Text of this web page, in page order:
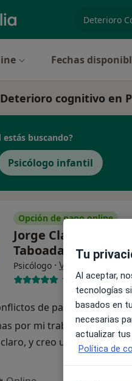
Fechas
cognitivo en
estás buscando?
Psicólogo infantil
Opción de pago online
Jorge Claudio
Taboada
Psicólogo · Ver más
13 opiniones
de pareja e
por mi trabajo en ONGS
y creo un lugar seguro
Tu
Al aceptar,
tecnologías
basados en
necesarias
actualizar
Política de